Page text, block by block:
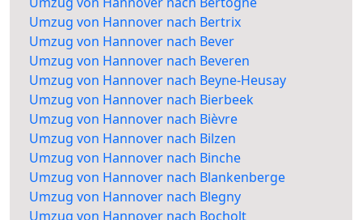
Umzug von Hannover nach Bertrix
Umzug von Hannover nach Bever
Umzug von Hannover nach Beveren
Umzug von Hannover nach Beyne-Heusay
Umzug von Hannover nach Bierbeek
Umzug von Hannover nach Bièvre
Umzug von Hannover nach Bilzen
Umzug von Hannover nach Binche
Umzug von Hannover nach Blankenberge
Umzug von Hannover nach Blegny
Umzug von Hannover nach Bocholt